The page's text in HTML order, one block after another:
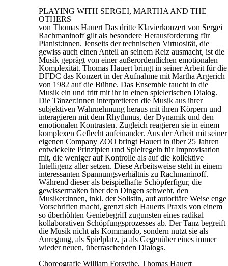
PLAYING WITH SERGEI, MARTHA AND THE
OTHERS
von Thomas Hauert Das dritte Klavierkonzert von Sergei
Rachmaninoff gilt als besondere Herausforderung für
Pianist:innen. Jenseits der technischen Virtuosität, die
gewiss auch einen Anteil an seinem Reiz ausmacht, ist die
Musik geprägt von einer außerordentlichen emotionalen
Komplexität. Thomas Hauert bringt in seiner Arbeit für die
DFDC das Konzert in der Aufnahme mit Martha Argerich
von 1982 auf die Bühne. Das Ensemble taucht in die
Musik ein und tritt mit ihr in einen spielerischen Dialog.
Die Tänzer:innen interpretieren die Musik aus ihrer
subjektiven Wahrnehmung heraus mit ihren Körpern und
interagieren mit dem Rhythmus, der Dynamik und den
emotionalen Kontrasten. Zugleich reagieren sie in einem
komplexen Geflecht aufeinander. Aus der Arbeit mit seiner
eigenen Company ZOO bringt Hauert in über 25 Jahren
entwickelte Prinzipien und Spielregeln für Improvisation
mit, die weniger auf Kontrolle als auf die kollektive
Intelligenz aller setzen. Diese Arbeitsweise steht in einem
interessanten Spannungsverhältnis zu Rachmaninoff.
Während dieser als beispielhafte Schöpferfigur, die
gewissermaßen über den Dingen schwebt, den
Musiker:innen, inkl. der Solistin, auf autoritäre Weise enge
Vorschriften macht, grenzt sich Hauerts Praxis von einem
so überhöhten Geniebegriff zugunsten eines radikal
kollaborativen Schöpfungsprozesses ab. Der Tanz begreift
die Musik nicht als Kommando, sondern nutzt sie als
Anregung, als Spielplatz, ja als Gegenüber eines immer
wieder neuen, überraschenden Dialogs.
ChoreografieWilliam Forsythe, Thomas Hauert